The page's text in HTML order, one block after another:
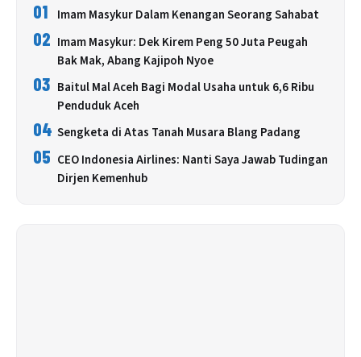
01 Imam Masykur Dalam Kenangan Seorang Sahabat
02 Imam Masykur: Dek Kirem Peng 50 Juta Peugah
Bak Mak, Abang Kajipoh Nyoe
03 Baitul Mal Aceh Bagi Modal Usaha untuk 6,6 Ribu
Penduduk Aceh
04 Sengketa di Atas Tanah Musara Blang Padang
05 CEO Indonesia Airlines: Nanti Saya Jawab Tudingan
Dirjen Kemenhub